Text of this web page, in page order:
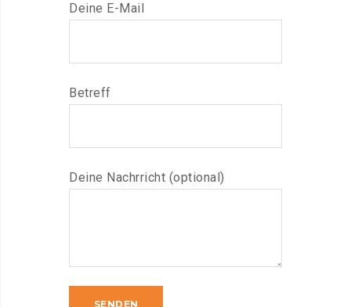
Deine E-Mail
Betreff
Deine Nachrricht (optional)